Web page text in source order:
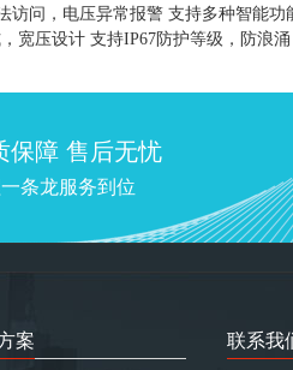
问，电压异常报警 支持多种智能
宽压设计 支持IP67防护等级，防浪
保障 售后无忧
条龙服务到位
案 联系我